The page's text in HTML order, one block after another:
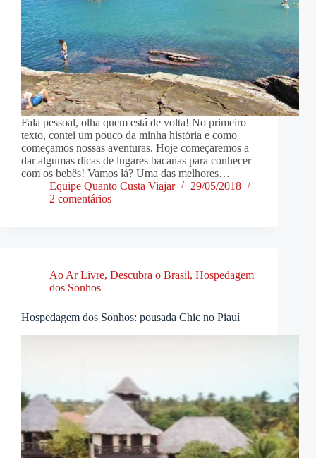
Fala pessoal, olha quem está de volta! No primeiro
texto, contei um pouco da minha história e como
começamos nossas aventuras. Hoje começaremos a
dar algumas dicas de lugares bacanas para conhecer
com os bebês! Vamos lá? Uma das melhores…
Equipe Quanto Custa Viajar
29/05/2018
2 comentários
Ao Ar Livre, Descubra o Brasil, Hospedagem
dos Sonhos
Hospedagem dos Sonhos: pousada Chic no Piauí